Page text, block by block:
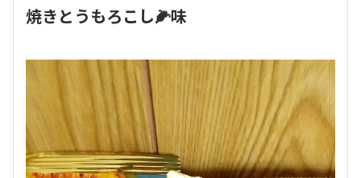
焼きとうもろこし🌽味